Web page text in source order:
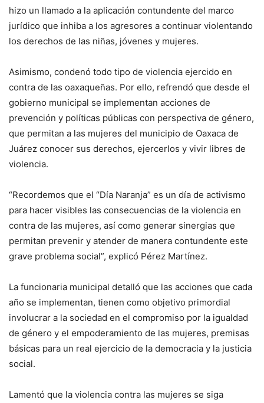
hizo un llamado a la aplicación contundente del marco
jurídico que inhiba a los agresores a continuar violentando
los derechos de las niñas, jóvenes y mujeres.
Asimismo, condenó todo tipo de violencia ejercido en
contra de las oaxaqueñas. Por ello, refrendó que desde el
gobierno municipal se implementan acciones de
prevención y políticas públicas con perspectiva de género,
que permitan a las mujeres del municipio de Oaxaca de
Juárez conocer sus derechos, ejercerlos y vivir libres de
violencia.
“Recordemos que el “Día Naranja” es un día de activismo
para hacer visibles las consecuencias de la violencia en
contra de las mujeres, así como generar sinergias que
permitan prevenir y atender de manera contundente este
grave problema social”, explicó Pérez Martínez.
La funcionaria municipal detalló que las acciones que cada
año se implementan, tienen como objetivo primordial
involucrar a la sociedad en el compromiso por la igualdad
de género y el empoderamiento de las mujeres, premisas
básicas para un real ejercicio de la democracia y la justicia
social.
Lamentó que la violencia contra las mujeres se siga